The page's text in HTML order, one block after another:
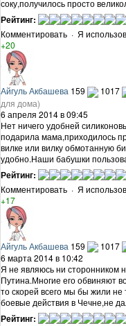
соку,получилось просто
Рейтинг:
Комментировать · Я
+20
Айгуль Акбашева 159 1017
для дома)
6 апреля 2014 в 09:45
Нет ничего удобней
подарила мама,приходилось
вилке или вилку обмотанную
удобно.Наши бабушки
Рейтинг:
Комментировать · Я
+17
Айгуль Акбашева 159 1017
6 марта 2014 в 10:42
Я не являюсь ни сторонником
Путина.Многие его обвиняют
то скорей всего мы бы жили не
боевые действия в Чечне,не
Рейтинг: